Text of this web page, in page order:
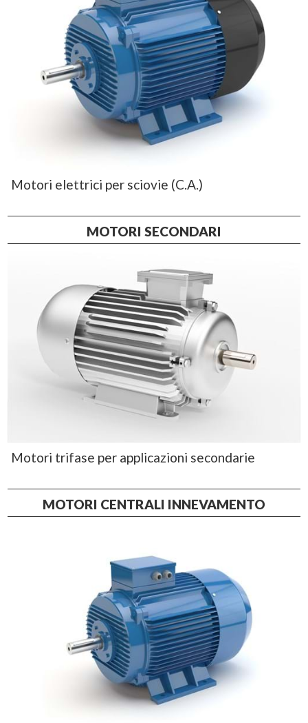
Motori elettrici per sciovie (C.A.)
MOTORI SECONDARI
Motori trifase per applicazioni secondarie
MOTORI CENTRALI INNEVAMENTO